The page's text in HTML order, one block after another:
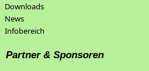
Downloads
News
Infobereich
Partner & Sponsoren